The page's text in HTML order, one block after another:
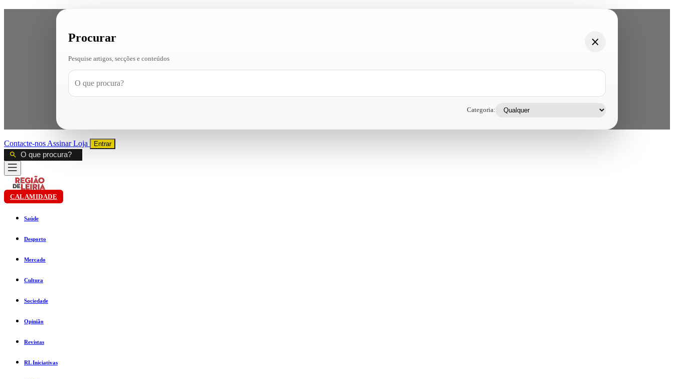
Procurar
Pesquise artigos, secções e conteúdos
Categoria:
Contacte-nos AssinarLoja Entrar
CALAMIDADE
Saúde
Desporto
Mercado
Cultura
Sociedade
Opinião
Revistas
RL Iniciativas